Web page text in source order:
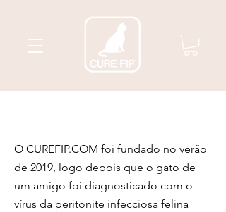
O CUREFIP.COM foi fundado no verão
de 2019, logo depois que o gato de
um amigo foi diagnosticado com o
vírus da peritonite infecciosa felina